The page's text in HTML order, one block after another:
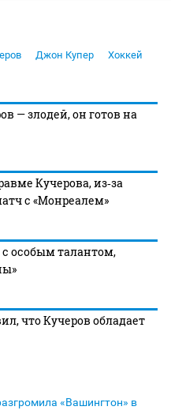
Джон Купер
Хоккей
— злодей, он готов на
Кучерова, из‑за
с «Монреалем»
особым талантом,
что Кучеров обладает
«Вашингтон» в